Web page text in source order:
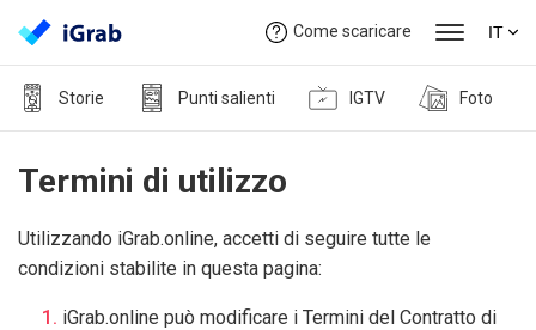
Come scaricare IT
Storie Punti salienti IGTV Foto
Termini di utilizzo
Utilizzando iGrab.online, accetti di seguire tutte le
condizioni stabilite in questa pagina:
iGrab.online può modificare i Termini del Contratto di